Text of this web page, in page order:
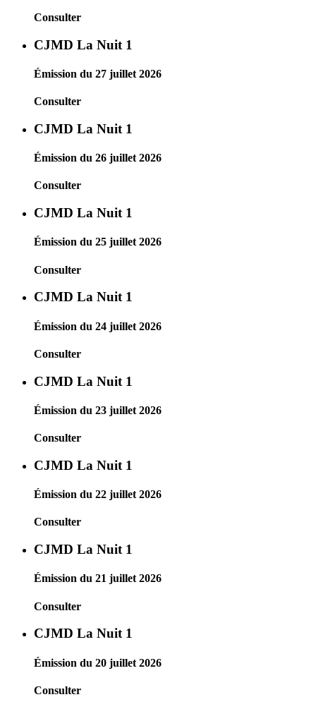
Consulter
CJMD La Nuit 1
Émission du 27 juillet 2026
Consulter
CJMD La Nuit 1
Émission du 26 juillet 2026
Consulter
CJMD La Nuit 1
Émission du 25 juillet 2026
Consulter
CJMD La Nuit 1
Émission du 24 juillet 2026
Consulter
CJMD La Nuit 1
Émission du 23 juillet 2026
Consulter
CJMD La Nuit 1
Émission du 22 juillet 2026
Consulter
CJMD La Nuit 1
Émission du 21 juillet 2026
Consulter
CJMD La Nuit 1
Émission du 20 juillet 2026
Consulter